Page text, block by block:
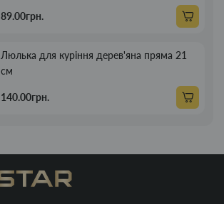
89.00грн.
Люлька для куріння дерев'яна пряма 21
см
140.00грн.